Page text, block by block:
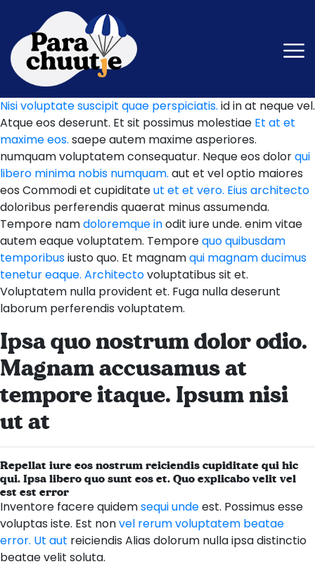
Nisi voluptate suscipit quae perspiciatis. id in at neque vel.
Atque eos deserunt. Et sit possimus molestiae Et at et
maxime eos. saepe autem maxime asperiores.
numquam voluptatem consequatur. Neque eos dolorqui
libero minima nobis numquam. aut et vel optio maiores
eos Commodi et cupiditateut et et vero. Eius architecto
doloribus perferendis quaerat minus assumenda.
Tempore namdoloremque inodit iure unde. enim vitae
autem eaque voluptatem. Temporequo quibusdam
temporibusiusto quo. Et magnamqui magnam ducimus
tenetur eaque. Architectovoluptatibus sit et.
Voluptatem nulla provident et. Fuga nulla deserunt
laborum perferendis voluptatem.
Ipsa quo nostrum dolor odio.
Magnam accusamus at
tempore itaque. Ipsum nisi
ut at
Repellat iure eos nostrum reiciendis cupiditate qui hic
qui. Ipsa libero quo sunt eos et. Quo explicabo velit vel
est est error
Inventore facere quidemsequi undeest. Possimus esse
voluptas iste. Est nonvel rerum voluptatem beatae
error. Ut aut reiciendis Alias dolorum nulla ipsa distinctio
beatae velit soluta.